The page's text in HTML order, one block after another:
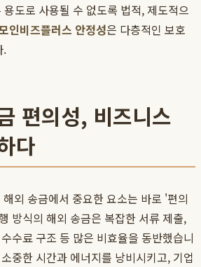
도로 사용될 수 없도록 법적, 제도적으
인비즈플러스 안정성은 다층적인 보호
.
편의성, 비즈니스
다
외 송금에서 중요한 요소는 바로 '편의
방식의 해외 송금은 복잡한 서류 제출,
수료 구조 등 많은 비효율을 동반했습니
중한 시간과 에너지를 낭비시키고, 기업